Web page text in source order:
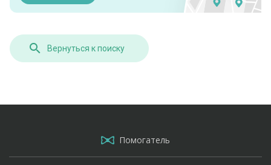
Вернуться к поиску
Помогатель